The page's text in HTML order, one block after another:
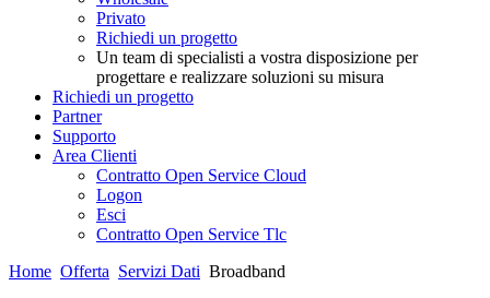
Privato
Richiedi un progetto
Un team di specialisti a vostra disposizione per
progettare e realizzare soluzioni su misura
Richiedi un progetto
Partner
Supporto
Area Clienti
Contratto Open Service Cloud
Logon
Esci
Contratto Open Service Tlc
Home Offerta Servizi Dati Broadband